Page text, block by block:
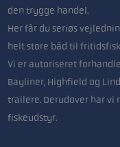
den trygge handel.
Her får du seriøs
helt store båd til
Vi er autoriseret
Bayliner, Highfield og
trailere. Derudover har vi
fiskeudstyr.